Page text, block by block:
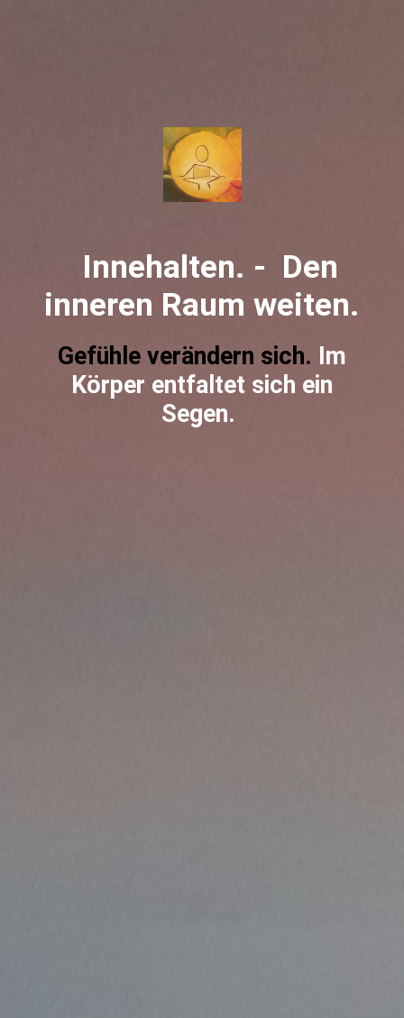
Innehalten. - Den
inneren Raum weiten.
Gefühle verändern sich. Im
Körper entfaltet sich ein
Segen.